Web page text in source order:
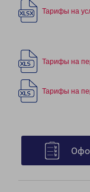
Тарифы на
Тарифы на
Тарифы на